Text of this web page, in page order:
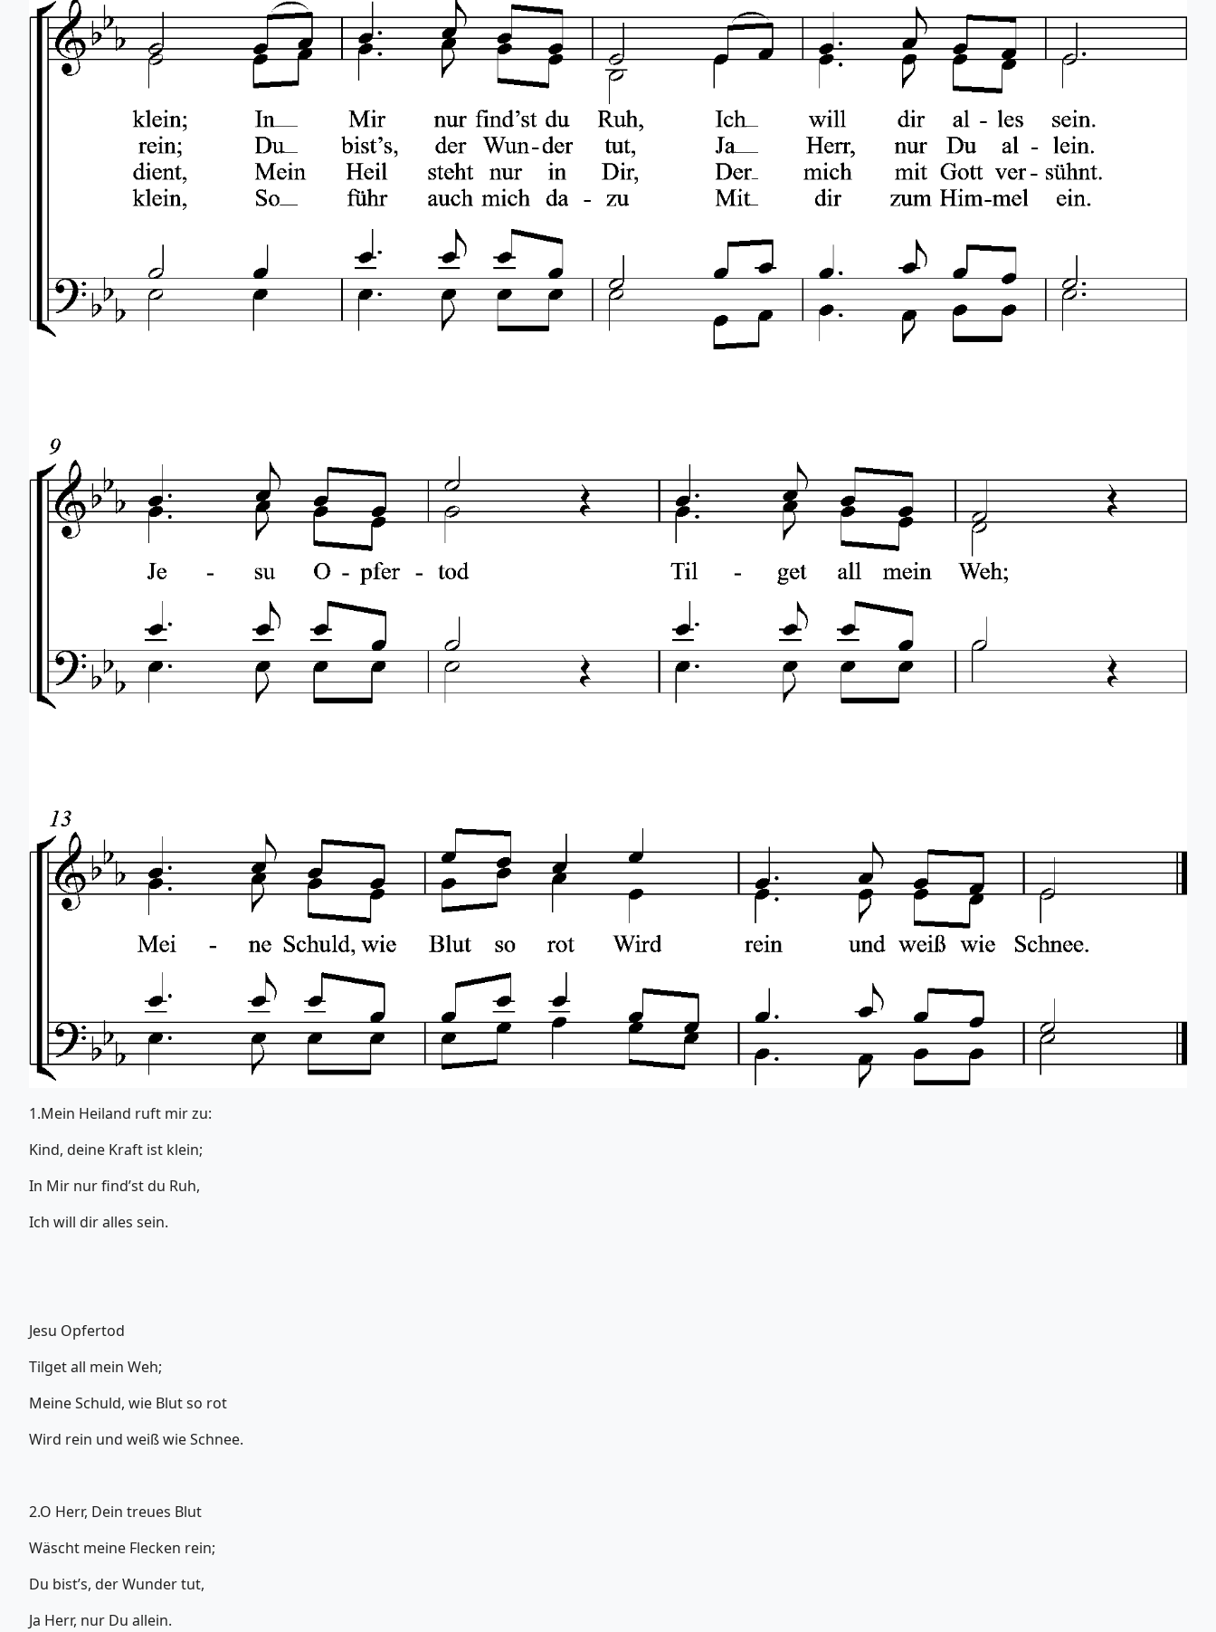
1.Mein Heiland ruft mir zu:
Kind, deine Kraft ist klein;
In Mir nur find’st du Ruh,
Ich will dir alles sein.
Jesu Opfertod
Tilget all mein Weh;
Meine Schuld, wie Blut so rot
Wird rein und weiß wie Schnee.
2.O Herr, Dein treues Blut
Wäscht meine Flecken rein;
Du bist’s, der Wunder tut,
Ja Herr, nur Du allein.